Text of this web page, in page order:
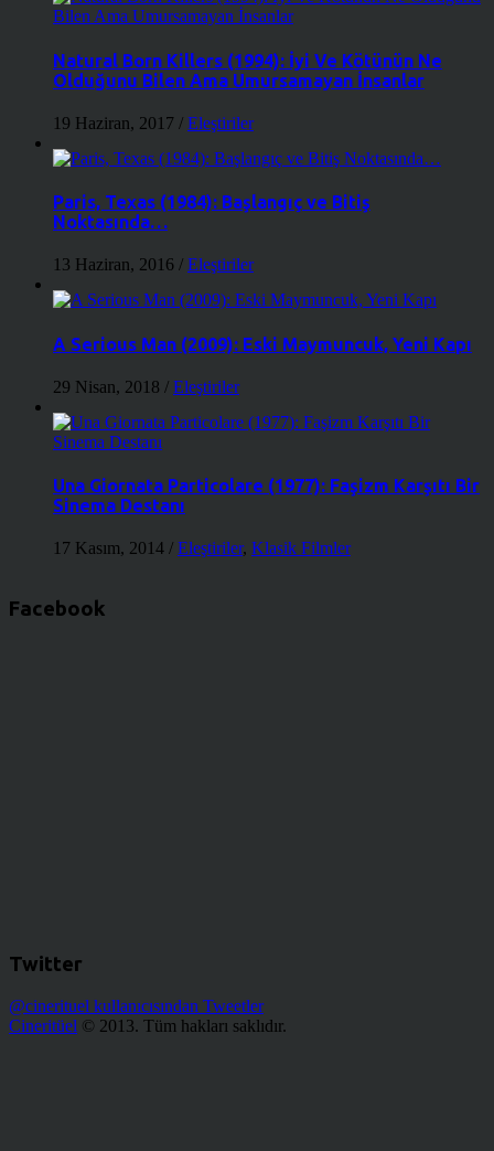
Natural Born Killers (1994): İyi Ve Kötünün Ne
Olduğunu Bilen Ama Umursamayan İnsanlar
19 Haziran, 2017 / Eleştiriler
Paris, Texas (1984): Başlangıç ve Bitiş
Noktasında…
13 Haziran, 2016 / Eleştiriler
A Serious Man (2009): Eski Maymuncuk, Yeni Kapı
29 Nisan, 2018 / Eleştiriler
Una Giornata Particolare (1977): Faşizm Karşıtı Bir
Sinema Destanı
17 Kasım, 2014 / Eleştiriler, Klasik Filmler
Facebook
Twitter
@cinerituel kullanıcısından Tweetler
Cineritüel © 2013. Tüm hakları saklıdır.